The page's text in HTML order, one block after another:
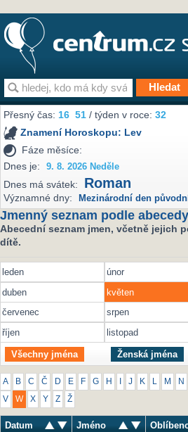
Přesný čas:16 51 / týden v roce:32
Znamení Horoskopu: Lev
Fáze měsíce:
Dnes je:
9. 8. 2026 Neděle
Dnes má svátek: Roman
Významné dny: Mezinárodní den
Jmenný seznam podle abecedy
Abecední seznam jmen, včetně jejich
dítě.
leden únor
duben
květen
červenec
srpen
říjen
listopad
Všechny jména Ženská jména
A B C Č D E F G H J K M N
V W X Y Z Ž
Datum Jméno